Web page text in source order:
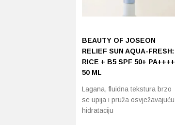
BEAUTY OF JOSEON
RELIEF SUN AQUA-FRESH:
RICE + B5 SPF 50+ PA++++
50 ML
Lagana, fluidna tekstura brzo
se upija i pruža osvježavajuću
hidrataciju